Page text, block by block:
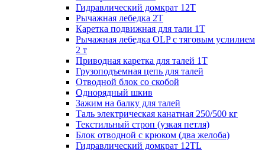
Гидравлический домкрат 12Т
Рычажная лебедка 2Т
Каретка подвижная для тали 1Т
Рычажная лебедка OLP с тяговым услилием
2 т
Приводная каретка для талей 1Т
Грузоподъемная цепь для талей
Отводной блок со скобой
Однорядный шкив
Зажим на балку для талей
Таль электрическая канатная 250/500 кг
Текстильный строп (узкая петля)
Блок отводной с крюком (два желоба)
Гидравлический домкрат 12TL